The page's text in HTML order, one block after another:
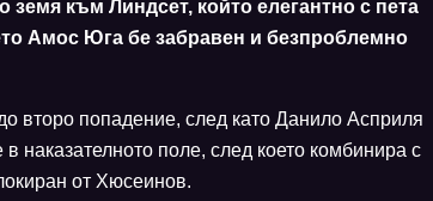
към Линдсет, който елегантно с пета
Амос Юга бе забравен и безпроблемно
второ попадение, след като Данило Асприля
наказателното поле, след което комбинира с
от Хюсеинов.